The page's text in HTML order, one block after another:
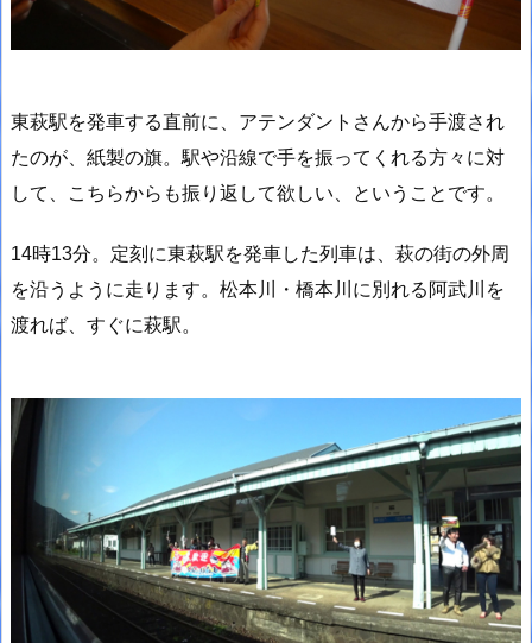
東萩駅を発車する直前に、アテンダントさんから手渡され
たのが、紙製の旗。駅や沿線で手を振ってくれる方々に対
して、こちらからも振り返して欲しい、ということです。
14時13分。定刻に東萩駅を発車した列車は、萩の街の外周
を沿うように走ります。松本川・橋本川に別れる阿武川を
渡れば、すぐに萩駅。